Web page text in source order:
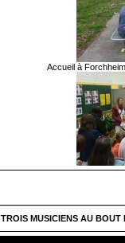
Accueil à
TROIS MUSICIENS AU BOUT